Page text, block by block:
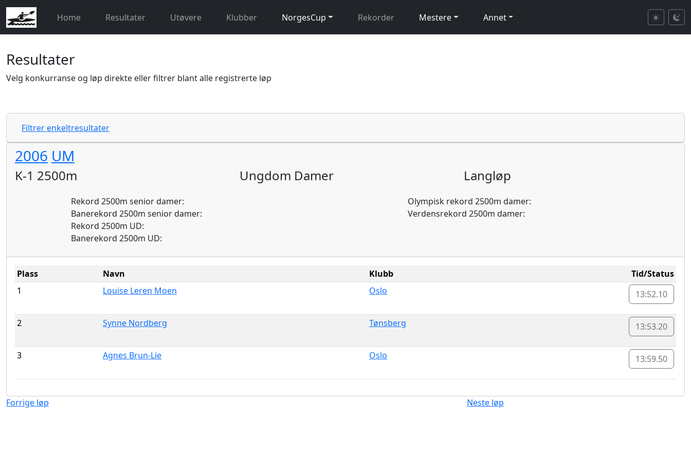
Home Resultater Utøvere Klubber NorgesCup Rekorder Mestere Annet
Resultater
Velg konkurranse og løp direkte eller filtrer blant alle registrerte løp
Filtrer enkeltresultater
2006 UM
K-1 2500m Ungdom Damer Langløp
Rekord 2500m senior damer:
Banerekord 2500m senior damer:
Rekord 2500m UD:
Banerekord 2500m UD:
Olympisk rekord 2500m damer:
Verdensrekord 2500m damer:
Plass Navn Klubb
Tid/Status
1
Louise Leren Moen Oslo 13:52.10
2 Synne Nordberg Tønsberg 13:53.20
3 Agnes Brun-Lie Oslo 13:59.50
Forrige løp Neste løp